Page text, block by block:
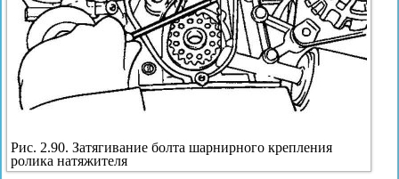
Рис. 2.90. Затягивание болта шарнирного крепления
ролика натяжителя